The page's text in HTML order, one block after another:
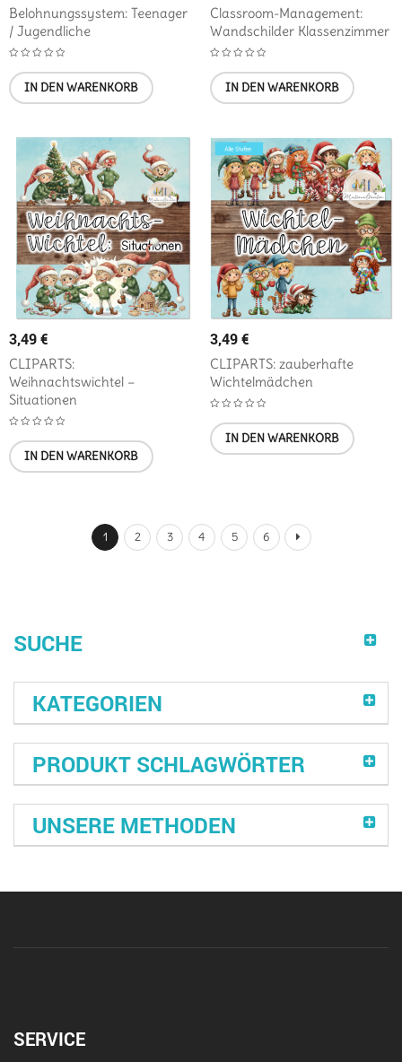
SUCHE
KATEGORIEN
PRODUKT SCHLAGWÖRTER
UNSERE METHODEN
Belohnungssystem: Teenager
/ Jugendliche
IN DEN WARENKORB
Classroom-Management:
Wandschilder Klassenzimmer
IN DEN WARENKORB
3,49€
CLIPARTS:
Weihnachtswichtel –
Situationen
IN DEN WARENKORB
3,49€
CLIPARTS: zauberhafte
Wichtelmädchen
IN DEN WARENKORB
1 2 3 4 5 6
SERVICE